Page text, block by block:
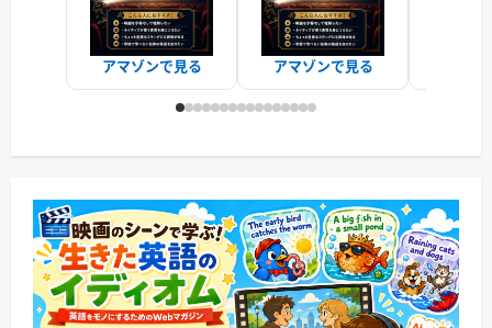
アマゾンで見る アマゾンで見る